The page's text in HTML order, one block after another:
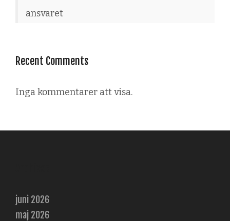
ansvaret
Recent Comments
Inga kommentarer att visa.
juni 2026
maj 2026